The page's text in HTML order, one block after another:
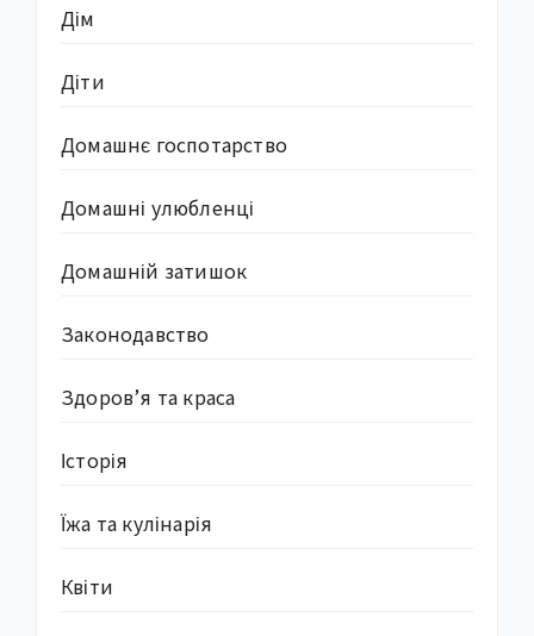
Дім
Діти
Домашнє госпотарство
Домашні улюбленці
Домашній затишок
Законодавство
Здоров’я та краса
Історія
Їжа та кулінарія
Квіти